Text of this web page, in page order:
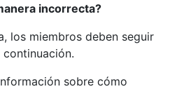
incorrecta?
los miembros deben seguir
continuación.
sobre cómo